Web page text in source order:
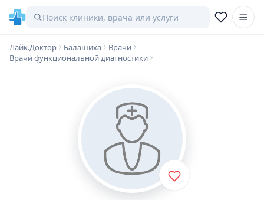
Лайк.Доктор Балашиха
Врачи
Врачи функциональной диагностики